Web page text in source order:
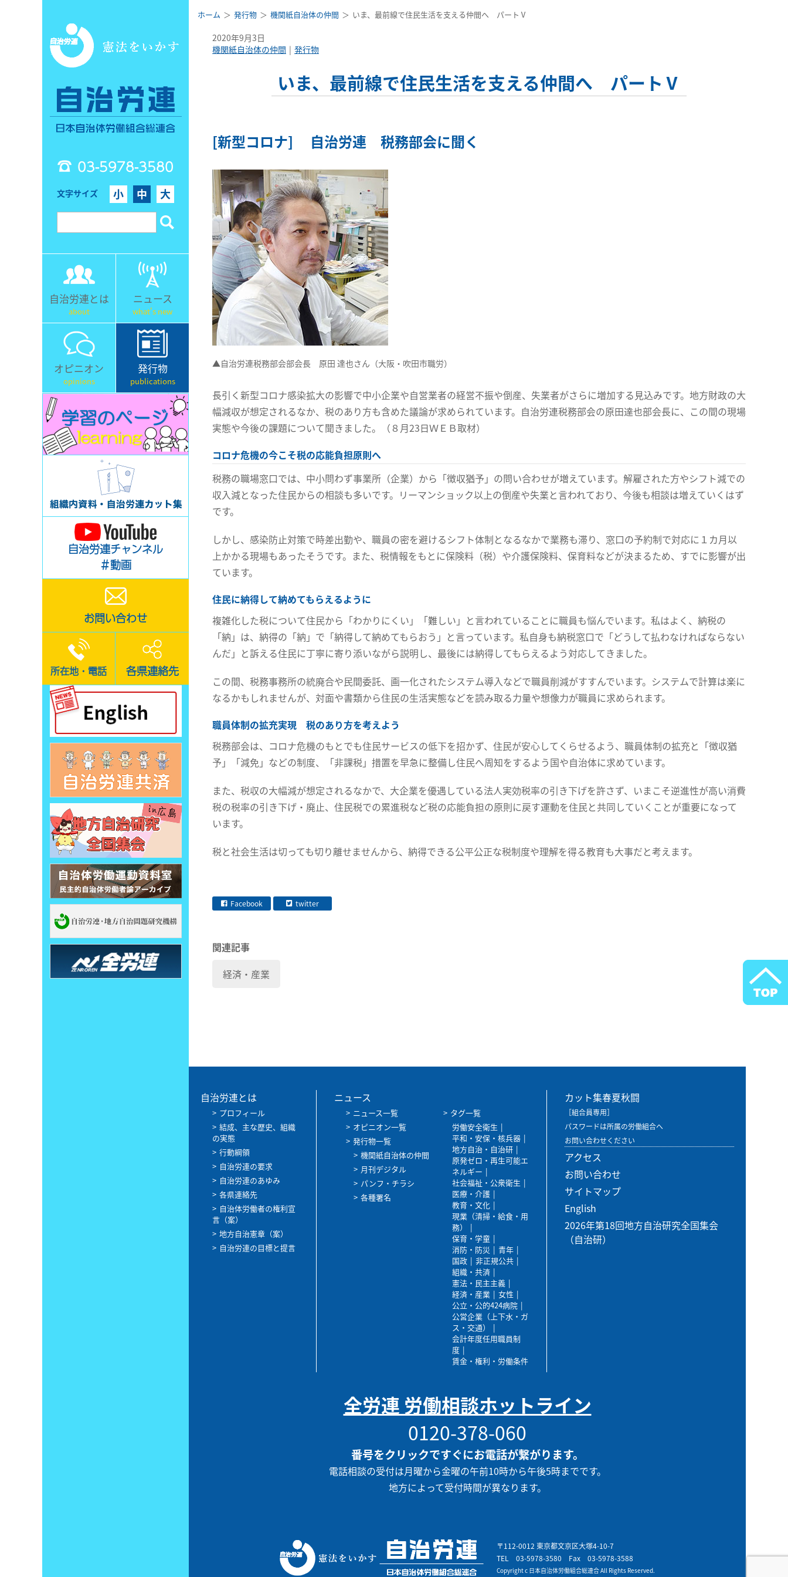
03-5978-3580
文字サイズ 小 中 大
自治労連とは
about
ニュース
what's new
オピニオン
opinions
発行物
publications
自治労連チャンネル
＃動画
お問い合わせ
所在地・電話 各県連絡先
ホーム 発行物 機関紙自治体の仲間 いま、最前線で住民生活を支える仲間へ パートⅤ
2020年9月3日
機関紙自治体の仲間
発行物
いま、最前線で住民生活を支える仲間へ パートⅤ
[新型コロナ] 自治労連 税務部会に聞く
▲自治労連税務部会部会長 原田 達也さん（大阪・吹田市職労）
長引く新型コロナ感染拡大の影響で中小企業や自営業者の経営不振や倒産、失業者がさらに増加する見込みです。地方財政の大
幅減収が想定されるなか、税のあり方も含めた議論が求められています。自治労連税務部会の原田達也部会長に、この間の現場
実態や今後の課題について聞きました。（８月23日ＷＥＢ取材）
コロナ危機の今こそ税の応能負担原則へ
税務の職場窓口では、中小問わず事業所（企業）から「徴収猶予」の問い合わせが増えています。解雇された方やシフト減での
収入減となった住民からの相談も多いです。リーマンショック以上の倒産や失業と言われており、今後も相談は増えていくはず
です。
しかし、感染防止対策で時差出勤や、職員の密を避けるシフト体制となるなかで業務も滞り、窓口の予約制で対応に１カ月以
上かかる現場もあったそうです。また、税情報をもとに保険料（税）や介護保険料、保育料などが決まるため、すでに影響が出
ています。
住民に納得して納めてもらえるように
複雑化した税について住民から「わかりにくい」「難しい」と言われていることに職員も悩んでいます。私はよく、納税の
「納」は、納得の「納」で「納得して納めてもらおう」と言っています。私自身も納税窓口で「どうして払わなければならない
んだ」と訴える住民に丁寧に寄り添いながら説明し、最後には納得してもらえるよう対応してきました。
この間、税務事務所の統廃合や民間委託、画一化されたシステム導入などで職員削減がすすんでいます。システムで計算は楽に
なるかもしれませんが、対面や書類から住民の生活実態などを読み取る力量や想像力が職員に求められます。
職員体制の拡充実現 税のあり方を考えよう
税務部会は、コロナ危機のもとでも住民サービスの低下を招かず、住民が安心してくらせるよう、職員体制の拡充と「徴収猶
予」「減免」などの制度、「非課税」措置を早急に整備し住民へ周知をするよう国や自治体に求めています。
また、税収の大幅減が想定されるなかで、大企業を優遇している法人実効税率の引き下げを許さず、いまこそ逆進性が高い消費
税の税率の引き下げ・廃止、住民税での累進税など税の応能負担の原則に戻す運動を住民と共同していくことが重要になって
います。
税と社会生活は切っても切り離せませんから、納得できる公平公正な税制度や理解を得る教育も大事だと考えます。
Facebook twitter
関連記事
経済・産業
自治労連とは
プロフィール
結成、主な歴史、組織
の実態
行動綱領
自治労連の要求
自治労連のあゆみ
各県連絡先
自治体労働者の権利宣
言（案）
地方自治憲章（案）
自治労連の目標と提言
ニュース
ニュース一覧
オピニオン一覧
発行物一覧
機関紙自治体の仲間
月刊デジタル
パンフ・チラシ
各種署名
タグ一覧
労働安全衛生
平和・安保・核兵器
地方自治・自治研
原発ゼロ・再生可能エ
ネルギー
社会福祉・公衆衛生
医療・介護
教育・文化
現業（清掃・給食・用
務）
保育・学童
消防・防災
青年
国政
非正規公共
組織・共済
憲法・民主主義
経済・産業
女性
公立・公的424病院
公営企業（上下水・ガ
ス・交通）
会計年度任用職員制
度
賃金・権利・労働条件
カット集春夏秋闘
［組合員専用］
パスワードは所属の労働組合へ
お問い合わせください
アクセス
お問い合わせ
サイトマップ
English
2026年第18回地方自治研究全国集会
（自治研）
全労連 労働相談ホットライン
0120-378-060
番号をクリックですぐにお電話が繋がります。
電話相談の受付は月曜から金曜の午前10時から午後5時までです。
地方によって受付時間が異なります。
〒112-0012 東京都文京区大塚4-10-7
TEL 03-5978-3580 Fax 03-5978-3588
Copyright c 日本自治体労働組合総連合 All Rights Reserved.